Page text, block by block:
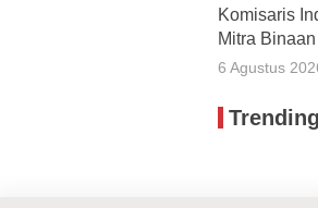
Komisaris
Mitra
6 Agustus